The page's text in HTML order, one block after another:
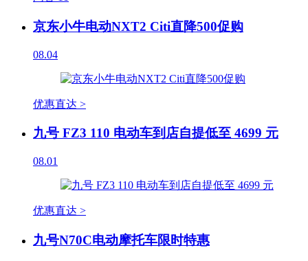
京东小牛电动NXT2 Citi直降500促购
08.04
优惠直达 >
九号 FZ3 110 电动车到店自提低至 4699 元
08.01
优惠直达 >
九号N70C电动摩托车限时特惠